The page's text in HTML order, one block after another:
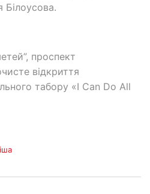
Білоусова.
проспект
відкриття
табору «I Can Do All